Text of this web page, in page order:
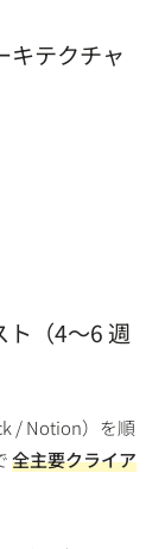
キテクチャ
ト（4〜6 週
/ Notion）を順
全主要クライア